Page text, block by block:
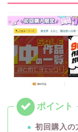
初回購入の